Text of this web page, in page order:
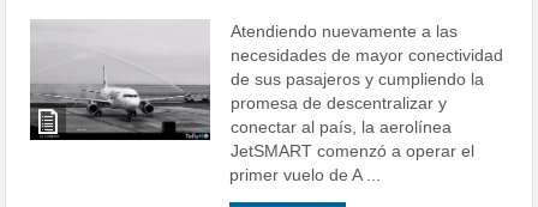
Atendiendo nuevamente a las
necesidades de mayor conectividad
de sus pasajeros y cumpliendo la
promesa de descentralizar y
conectar al país, la aerolínea
JetSMART comenzó a operar el
primer vuelo de A ...